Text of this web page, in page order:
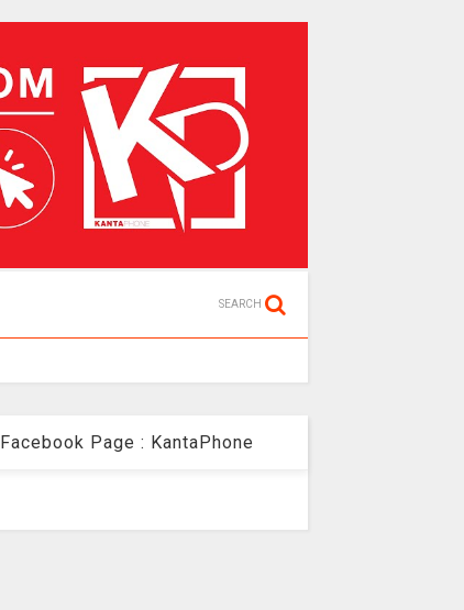
SEARCH
Facebook Page : KantaPhone